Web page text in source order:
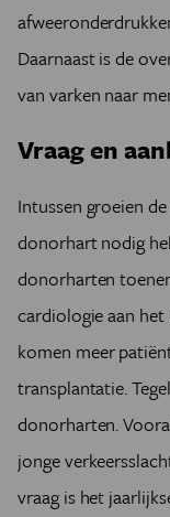
Daarnaast is de
van varken naar
Vraag en
Intussen groeien
donorhart nodig
donorharten
cardiologie aan het
komen meer
transplantatie.
donorharten.
jonge
vraag is het